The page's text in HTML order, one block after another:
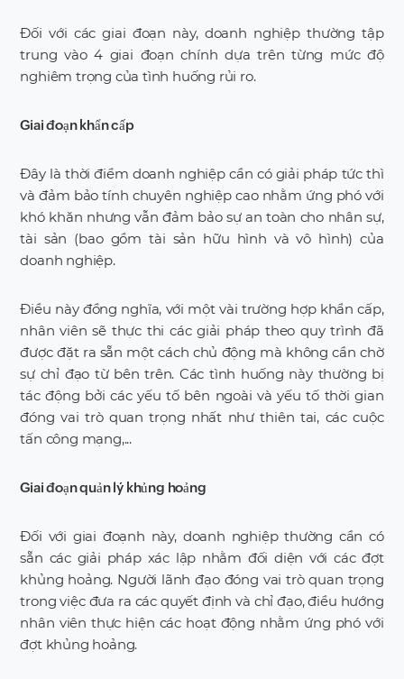
Đối với các giai đoạn này, doanh nghiệp thường tập
trung vào 4 giai đoạn chính dựa trên từng mức độ
nghiêm trọng của tình huống rủi ro.
Giai đoạn khẩn cấp
Đây là thời điểm doanh nghiệp cần có giải pháp tức thì
và đảm bảo tính chuyên nghiệp cao nhằm ứng phó với
khó khăn nhưng vẫn đảm bảo sự an toàn cho nhân sự,
tài sản (bao gồm tài sản hữu hình và vô hình) của
doanh nghiệp.
Điều này đồng nghĩa, với một vài trường hợp khẩn cấp,
nhân viên sẽ thực thi các giải pháp theo quy trình đã
được đặt ra sẵn một cách chủ động mà không cần chờ
sự chỉ đạo từ bên trên. Các tình huống này thường bị
tác động bởi các yếu tố bên ngoài và yếu tố thời gian
đóng vai trò quan trọng nhất như thiên tai, các cuộc
tấn công mạng,...
Giai đoạn quản lý khủng hoảng
Đối với giai đoạnh này, doanh nghiệp thường cần có
sẵn các giải pháp xác lập nhằm đối diện với các đợt
khủng hoảng. Người lãnh đạo đóng vai trò quan trọng
trong việc đưa ra các quyết định và chỉ đạo, điều hướng
nhân viên thực hiện các hoạt động nhằm ứng phó với
đợt khủng hoảng.